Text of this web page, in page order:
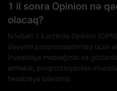
1 il sonra Opinion nə
olacaq?
Növbəti 1 il ərzində Opinion
dəyərini proqnozlaşdırmaq üçün
İnvestisiya məbləğinizi və
etməklə, proqnozlaşdırılan
hesablaya bilərsiniz.